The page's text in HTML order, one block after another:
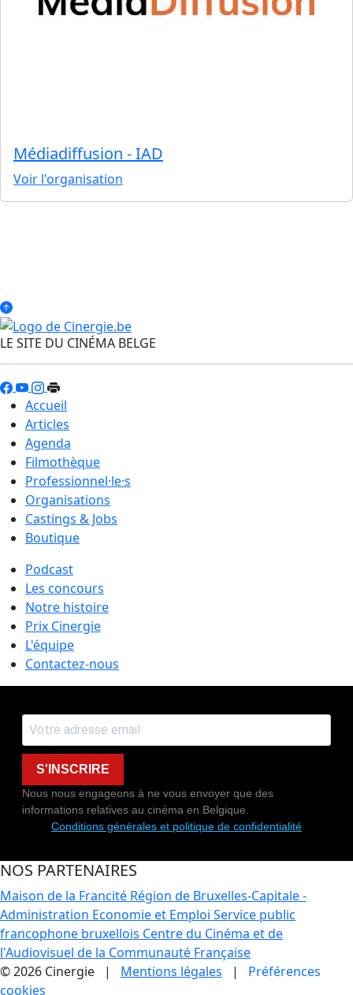
Médiadiffusion - IAD
Voir l'organisation
LE SITE DU CINÉMA BELGE
Accueil
Articles
Agenda
Filmothèque
Professionnel·le·s
Organisations
Castings & Jobs
Boutique
Podcast
Les concours
Notre histoire
Prix Cinergie
L'équipe
Contactez-nous
S'INSCRIRE
Nous nous engageons à ne vous envoyer que des
informations relatives au cinéma en Belgique.
Conditions générales et politique de confidentialité
NOS PARTENAIRES
Maison de la Francité Région de Bruxelles-Capitale -
Administration Economie et Emploi Service public
francophone bruxellois Centre du Cinéma et de
l'Audiovisuel de la Communauté Française
© 2026 Cinergie | Mentions légales | Préférences
cookies